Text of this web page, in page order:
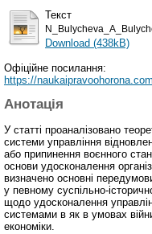
Текст
Download (438kB)
Офіційне посилання:
https://
Анотація
У статті проаналізовано
системи управління
або припинення воєнного
основи удосконалення
визначено основні
у певному суспільно-
щодо удосконалення
системами в як в умовах
економіки.